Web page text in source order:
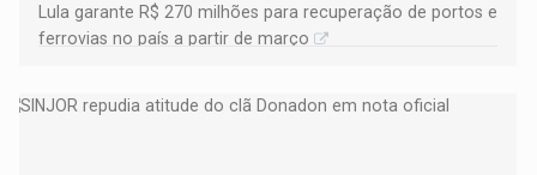
Lula garante R$ 270 milhões para recuperação de portos e
ferrovias no país a partir de março